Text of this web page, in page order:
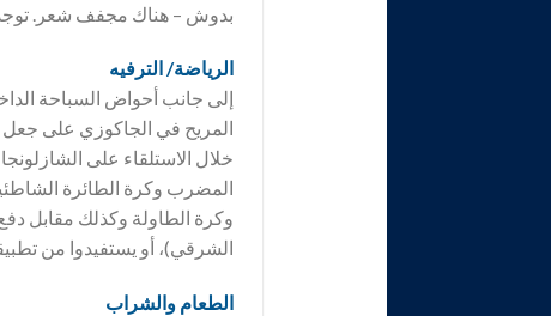
بدوش – هناك مجفف شعر. توجد
الرياضة/ الترفيه
إلى جانب أحواض السباحة
المريح في الجاكوزي على
خلال الاستلقاء على
المضرب وكرة الطائرة
وكرة الطاولة وكذلك مقابل
الشرقي)، أو يستفيدوا من
الطعام والشراب